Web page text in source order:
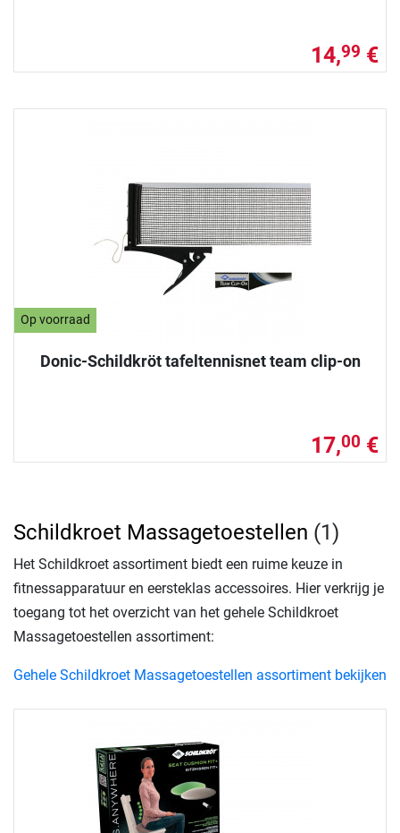
14,99 €
Op voorraad
Donic-Schildkröt tafeltennisnet team clip-on
17,00 €
Schildkroet Massagetoestellen (1)
Het Schildkroet assortiment biedt een ruime keuze in
fitnessapparatuur en eersteklas accessoires. Hier verkrijg je
toegang tot het overzicht van het gehele Schildkroet
Massagetoestellen assortiment:
Gehele Schildkroet Massagetoestellen assortiment bekijken